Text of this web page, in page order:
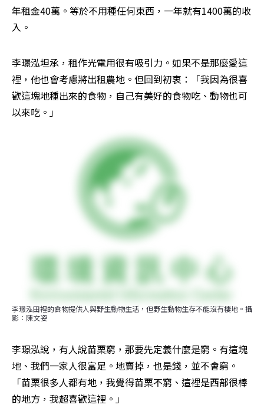
年租金40萬。等於不用種任何東西，一年就有1400萬的收
入。
李璟泓坦承，租作光電用很有吸引力。如果不是那麼愛這
裡，他也會考慮將出租農地。但回到初衷：「我因為很喜
歡這塊地種出來的食物，自己有美好的食物吃、動物也可
以來吃。」
李璟泓田裡的食物提供人與野生動物生活，但野生動物生存不能沒有棲地。攝
影：陳文姿
李璟泓說，有人說苗栗窮，那要先定義什麼是窮。有這塊
地、我們一家人很富足。地賣掉，也是錢，並不會窮。
「苗栗很多人都有地，我覺得苗栗不窮、這裡是西部很棒
的地方，我超喜歡這裡。」